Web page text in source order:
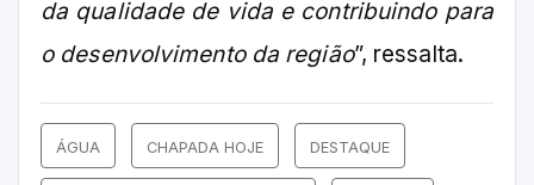
da qualidade de vida e contribuindo para
o desenvolvimento da região”, ressalta.
ÁGUA CHAPADA HOJE DESTAQUE